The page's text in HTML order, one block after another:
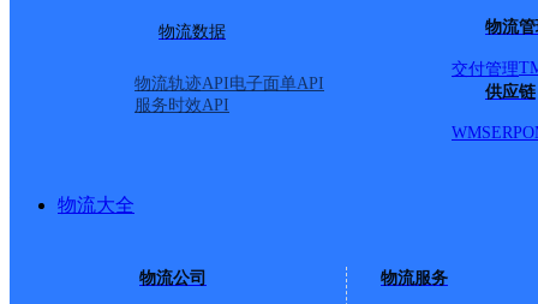
物流数据
物流轨迹API电子面单API
服务时效API
物流
交付管理
供应链
WMSERP
物流大全
物流公司 物流服务
圆通速递 更多号码
地址
派送范围:全境派送
详情
极兔速递 更多号码地址